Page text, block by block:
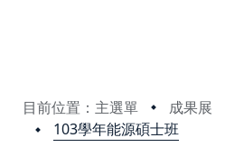
目前位置：主選單 成果展
103學年能源碩士班